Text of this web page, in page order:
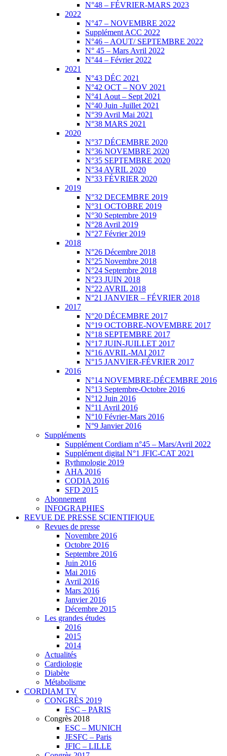
N°48 – FÉVRIER-MARS 2023
2022
N°47 – NOVEMBRE 2022
Supplément ACC 2022
N°46 – AOUT/ SEPTEMBRE 2022
N° 45 – Mars Avril 2022
N°44 – Février 2022
2021
N°43 DÉC 2021
N°42 OCT – NOV 2021
N°41 Aout – Sept 2021
N°40 Juin -Juillet 2021
N°39 Avril Mai 2021
N°38 MARS 2021
2020
N°37 DÉCEMBRE 2020
N°36 NOVEMBRE 2020
N°35 SEPTEMBRE 2020
N°34 AVRIL 2020
N°33 FÉVRIER 2020
2019
N°32 DECEMBRE 2019
N°31 OCTOBRE 2019
N°30 Septembre 2019
N°28 Avril 2019
N°27 Février 2019
2018
N°26 Décembre 2018
N°25 Novembre 2018
N°24 Septembre 2018
N°23 JUIN 2018
N°22 AVRIL 2018
N°21 JANVIER – FÉVRIER 2018
2017
N°20 DÉCEMBRE 2017
N°19 OCTOBRE-NOVEMBRE 2017
N°18 SEPTEMBRE 2017
N°17 JUIN-JUILLET 2017
N°16 AVRIL-MAI 2017
N°15 JANVIER-FÉVRIER 2017
2016
N°14 NOVEMBRE-DÉCEMBRE 2016
N°13 Septembre-Octobre 2016
N°12 Juin 2016
N°11 Avril 2016
N°10 Février-Mars 2016
N°9 Janvier 2016
Suppléments
Supplément Cordiam n°45 – Mars/Avril 2022
Supplément digital N°1 JFIC-CAT 2021
Rythmologie 2019
AHA 2016
CODIA 2016
SFD 2015
Abonnement
INFOGRAPHIES
REVUE DE PRESSE SCIENTIFIQUE
Revues de presse
Novembre 2016
Octobre 2016
Septembre 2016
Juin 2016
Mai 2016
Avril 2016
Mars 2016
Janvier 2016
Décembre 2015
Les grandes études
2016
2015
2014
Actualités
Cardiologie
Diabète
Métabolisme
CORDIAM TV
CONGRÈS 2019
ESC – PARIS
Congrès 2018
ESC – MUNICH
JESFC – Paris
JFIC – LILLE